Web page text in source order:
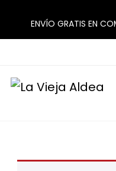
ENVÍO GRATIS EN
La Vieja Aldea
Tu Mercado Natural Cerca